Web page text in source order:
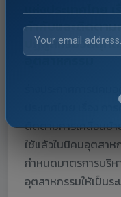
กำกับและติดตาม
ปฏิกูลหรือวัสดุที่ไ
อุตสาหกรรม
ประเทศไทย เรื่อง กา
ติดตามการเคลื่อนย้
ใช้แล้วในนิคมอุตสาห
กำหนดมาตรการบริห
อุตสาหกรรมให้เป็นร